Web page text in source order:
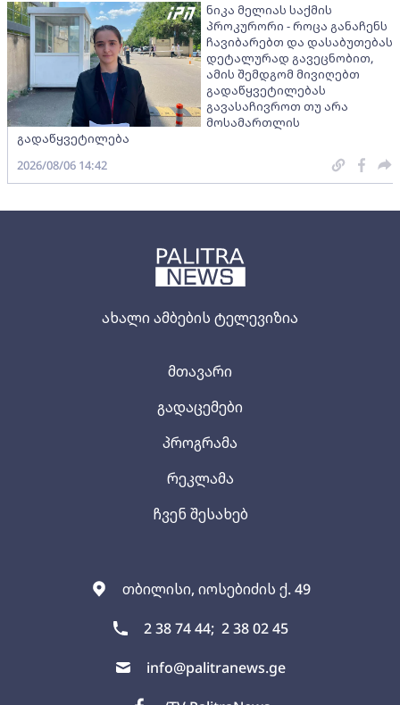
ახალი ამბების ტელევიზია
თბილისი, იოსებიძის ქ. 49
2 38 74 44; 2 38 02 45
info@palitranews.ge
მთავარი
გადაცემები
პროგრამა
რეკლამა
ჩვენ შესახებ
ნიკა მელიას საქმის
პროკურორი - როცა განაჩენს
ჩავიბარებთ და დასაბუთებას
დეტალურად გავეცნობით,
ამის შემდგომ მივიღებთ
გადაწყვეტილებას
გავასაჩივროთ თუ არა
მოსამართლის
გადაწყვეტილება
2026/08/06 14:42